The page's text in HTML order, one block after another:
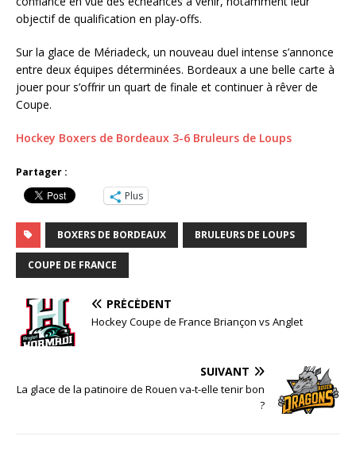
objectif de qualification en play-offs.
Sur la glace de Mériadeck, un nouveau duel intense s’annonce
entre deux équipes déterminées. Bordeaux a une belle carte à
jouer pour s’offrir un quart de finale et continuer à rêver de
Coupe.
Hockey Boxers de Bordeaux 3-6 Bruleurs de Loups
Partager :
Plus
BOXERS DE BORDEAUX BRULEURS DE LOUPS
COUPE DE FRANCE
PRÉCÉDENT
Hockey Coupe de France Briançon vs Anglet
SUIVANT
La glace de la patinoire de Rouen va-t-elle tenir bon
?